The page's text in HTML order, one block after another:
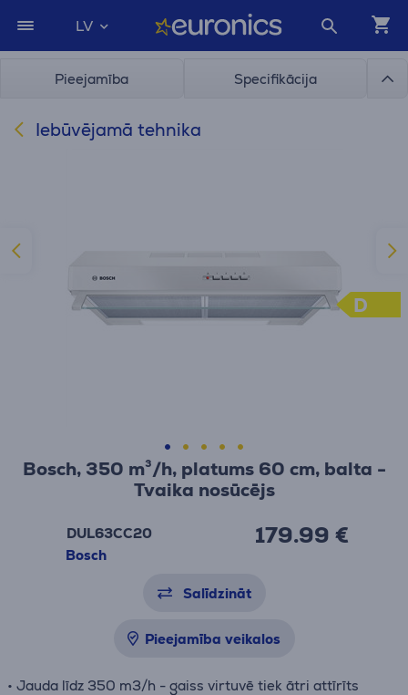
LV
Pieejamība Specifikācija
Iebūvējamā tehnika
Bosch, 350 m³/h, platums 60 cm, balta -
Tvaika nosūcējs
DUL63CC20
Bosch
179.99 €
Salīdzināt
Pieejamība veikalos
• Jauda līdz 350 m3/h - gaiss virtuvē tiek ātri attīrīts
D